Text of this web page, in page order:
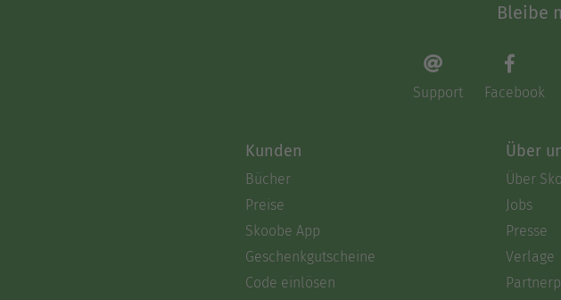
Bleibe
Support Facebook
Kunden
Bücher
Preise
Skoobe App
Geschenkgutscheine
Code einlösen
Über
Über
Jobs
Presse
Verlage